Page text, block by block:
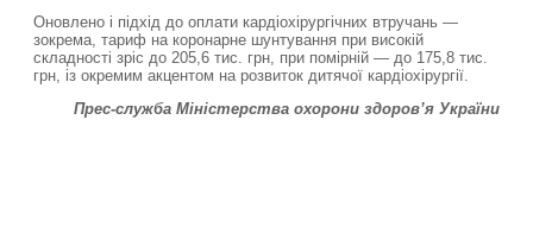
Оновлено і підхід до оплати кардіохірургічних втручань —
зокрема, тариф на коронарне шунтування при високій
складності зріс до 205,6 тис. грн, при помірній — до 175,8 тис.
грн, із окремим акцентом на розвиток дитячої кардіохірургії.
Прес-служба Міністерства охорони здоров’я України